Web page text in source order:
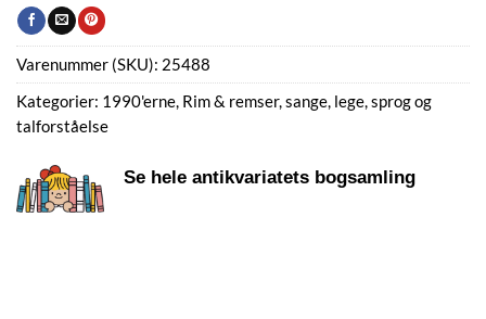
Varenummer (SKU): 25488
Kategorier: 1990'erne, Rim & remser, sange, lege, sprog og
talforståelse
Se hele antikvariatets bogsamling